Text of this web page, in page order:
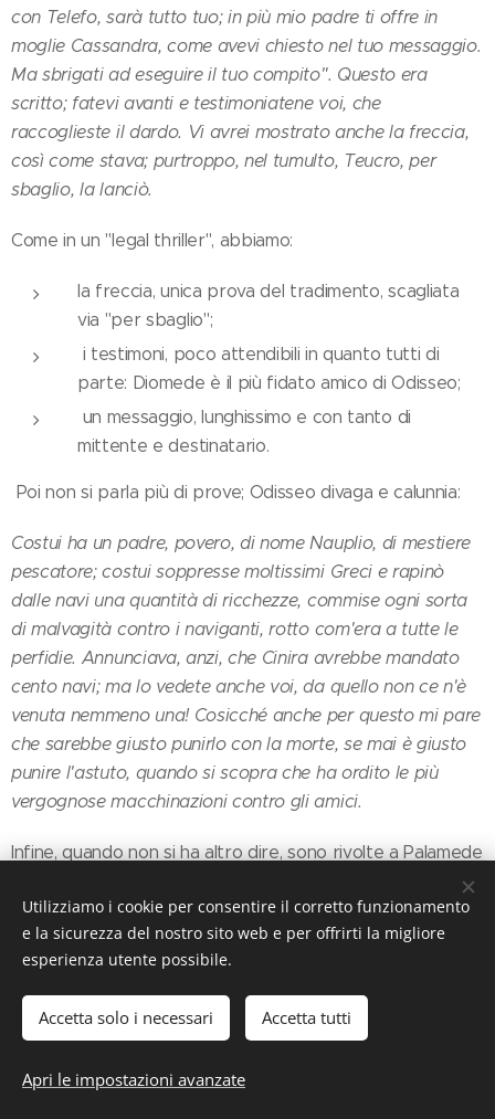
con Telefo, sarà tutto tuo; in più mio padre ti offre in
moglie Cassandra, come avevi chiesto nel tuo messaggio.
Ma sbrigati ad eseguire il tuo compito". Questo era
scritto; fatevi avanti e testimoniatene voi, che
raccoglieste il dardo. Vi avrei mostrato anche la freccia,
così come stava; purtroppo, nel tumulto, Teucro, per
sbaglio, la lanciò.
Come in un "legal thriller", abbiamo:
la freccia, unica prova del tradimento, scagliata
via "per sbaglio";
i testimoni, poco attendibili in quanto tutti di
parte: Diomede è il più fidato amico di Odisseo;
un messaggio, lunghissimo e con tanto di
mittente e destinatario.
Poi non si parla più di prove; Odisseo divaga e calunnia:
Costui ha un padre, povero, di nome Nauplio, di mestiere
pescatore; costui soppresse moltissimi Greci e rapinò
dalle navi una quantità di ricchezze, commise ogni sorta
di malvagità contro i naviganti, rotto com'era a tutte le
perfidie. Annunciava, anzi, che Cinira avrebbe mandato
cento navi; ma lo vedete anche voi, da quello non ce n'è
venuta nemmeno una! Cosicché anche per questo mi pare
che sarebbe giusto punirlo con la morte, se mai è giusto
punire l'astuto, quando si scopra che ha ordito le più
vergognose macchinazioni contro gli amici.
Infine, quando non si ha altro dire, sono rivolte a Palamede
condannato a morte per empietà e per aver corrotto i
giovani. Odisseo afferma che Palamedeinganna e seduce
i giovani,attribuendosi falsamente invenzioni fatte da
altri, tuttepiù antiche di lui, e termina la sua arringa
dicendo:
Vi chiedo pertanto di decidere la sua sorte dopo attenta
Utilizziamo i cookie per consentire il corretto funzionamento
e la sicurezza del nostro sito web e per offrirti la migliore
esperienza utente possibile.
Accetta solo i necessari Accetta tutti
Apri le impostazioni avanzate